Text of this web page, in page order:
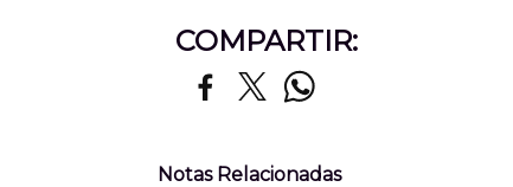
COMPARTIR:
Notas Relacionadas